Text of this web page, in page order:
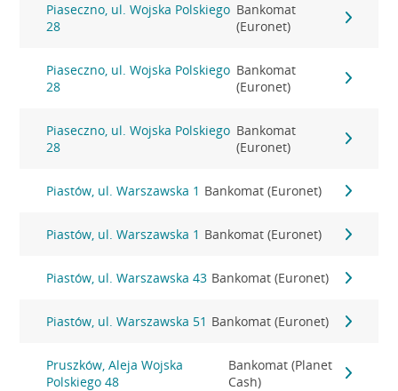
Piaseczno, ul. Wojska Polskiego
28
Bankomat
(Euronet)
Piaseczno, ul. Wojska Polskiego
28
Bankomat
(Euronet)
Piaseczno, ul. Wojska Polskiego
28
Bankomat
(Euronet)
Piastów, ul. Warszawska 1 Bankomat (Euronet)
Piastów, ul. Warszawska 1 Bankomat (Euronet)
Piastów, ul. Warszawska 43 Bankomat (Euronet)
Piastów, ul. Warszawska 51 Bankomat (Euronet)
Pruszków, Aleja Wojska
Polskiego 48
Bankomat (Planet
Cash)